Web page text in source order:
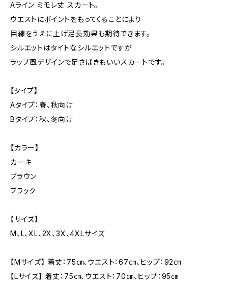
Aライン ミモレ丈 スカート。
ウエストにポイントをもってくることにより
目線をうえに上げ足長効果も期待できます。
シルエットはタイトなシルエットですが
ラップ風デザインで足さばきもいいスカートです。
【タイプ】
Aタイプ：春、秋向け
Bタイプ：秋、冬向け
【カラー】
カーキ
ブラウン
ブラック
【サイズ】
M、L、XL、2X、3X、4XLサイズ
【Mサイズ】 着丈：75㎝、ウエスト：67㎝、ヒップ：92㎝
【Lサイズ】 着丈：75㎝、ウエスト：70㎝、ヒップ：95㎝